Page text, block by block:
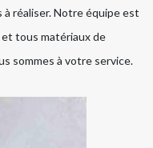
réaliser. Notre équipe est
tous matériaux de
sommes à votre service.